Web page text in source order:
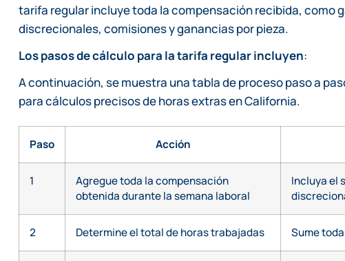
tarifa regular incluye toda la compensación recibida, como
discrecionales, comisiones y ganancias por pieza.
Los pasos de cálculo para la tarifa regular incluyen:
A continuación, se muestra una tabla de proceso paso a
para cálculos precisos de horas extras en California.
Paso Acción
1
Agregue toda la compensación
obtenida durante la semana laboral
Incluya el
2 Determine el total de horas trabajadas Sume